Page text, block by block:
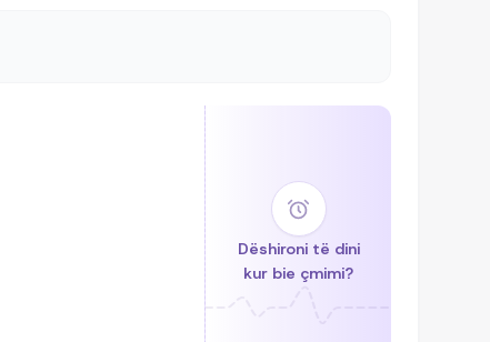
Dëshironi të dini
kur bie çmimi?